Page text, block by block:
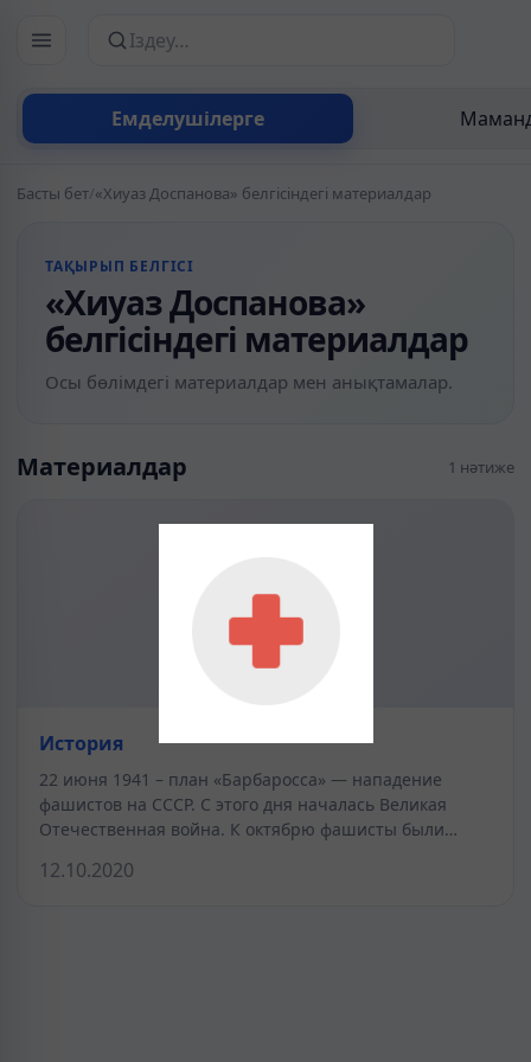
Емделушілерге
Сайттан іздеу
Басты бет/«Хиуаз Доспанова» белгісіндегі материалдар
ТАҚЫРЫП БЕЛГІСІ
«Хиуаз Доспанова»
белгісіндегі материалдар
Осы бөлімдегі материалдар мен анықтамалар.
Материалдар 1 нәтиже
История
22 июня 1941 – план «Барбаросса» — нападение
фашистов на СССР. С этого дня началась Великая
Отечественная война. К октябрю фашисты были…
12.10.2020